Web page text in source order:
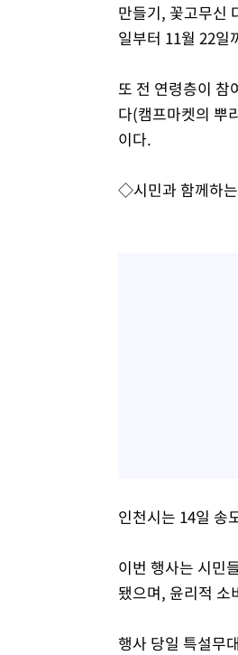
만들기, 꽃고무신
일부터 11월 22일
또 전 연령층이 참
다(캠프마켓의 뿌
이다.
◇시민과 함께하
인천시는 14일 송
이번 행사는 시민
됐으며, 윤리적 소
행사 당일 특설무